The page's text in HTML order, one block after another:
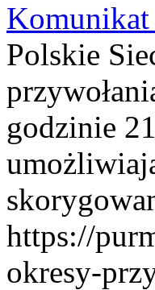
Komunikat
Polskie
godzinie
https://
okresy-